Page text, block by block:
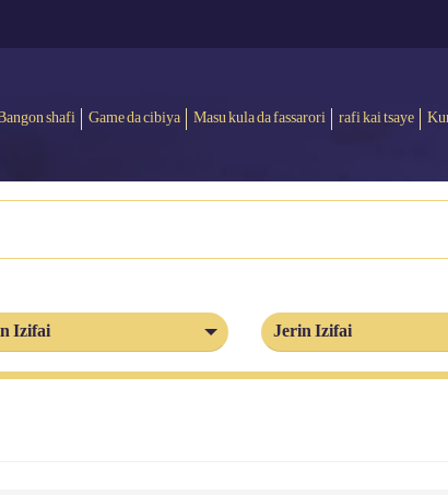
shafi Game da cibiya Masu kula da fassarori rafi kai tsaye
Izifai Jerin Izifai